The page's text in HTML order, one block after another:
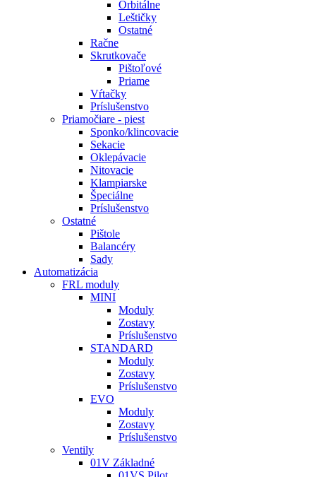
Orbitálne
Leštičky
Ostatné
Račne
Skrutkovače
Pištoľové
Priame
Vŕtačky
Príslušenstvo
Priamočiare - piest
Sponko/klincovacie
Sekacie
Oklepávacie
Nitovacie
Klampiarske
Špeciálne
Príslušenstvo
Ostatné
Pištole
Balancéry
Sady
Automatizácia
FRL moduly
MINI
Moduly
Zostavy
Príslušenstvo
STANDARD
Moduly
Zostavy
Príslušenstvo
EVO
Moduly
Zostavy
Príslušenstvo
Ventily
01V Základné